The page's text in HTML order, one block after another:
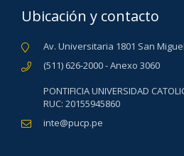
Ubicación y contacto
Av. Universitaria 1801 San
(511) 626-2000 - Anexo 3060
PONTIFICIA UNIVERSIDAD
RUC: 20155945860
inte@pucp.pe